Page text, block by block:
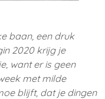
baan, een druk
2020 krijg je
want er is geen
met milde
blijft, dat je dingen